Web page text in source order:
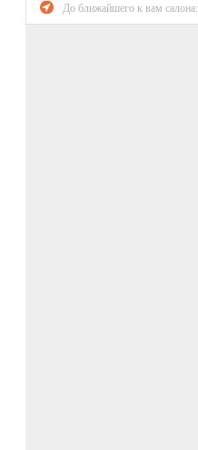
До ближайшего к вам салона: